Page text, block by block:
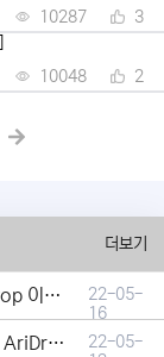
10287 3
10048 2
더보기
Meme Therapy x MetaBrickZ WL & AriDrop 이벤트 결과안내!
22-05-
16
Meme Therapy x MetaBrickZ 협업 & WL , AriDrop 이벤트 안내
22-05-